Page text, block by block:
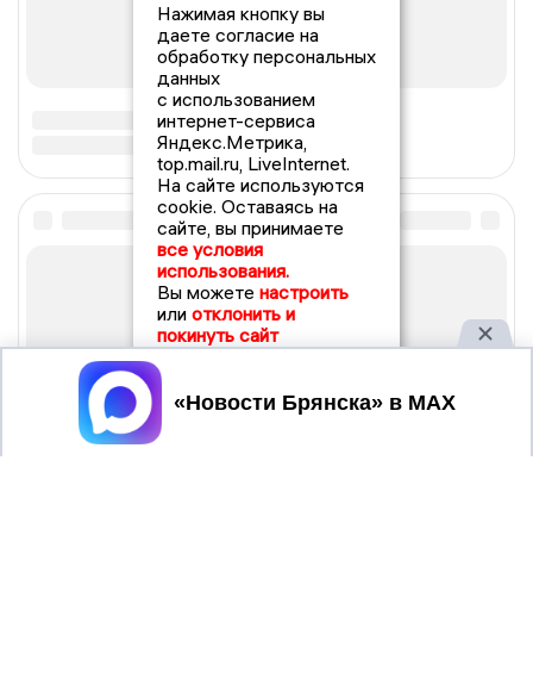
Нажимая кнопку вы
даете согласие на
обработку персональных
данных
с использованием
интернет-сервиса
Яндекс.Метрика,
top.mail.ru, LiveInternet.
На сайте используются
cookie. Оставаясь на
сайте, вы принимаете
все условия
использования.
Вы можете настроить
или отклонить и
покинуть сайт
Принять